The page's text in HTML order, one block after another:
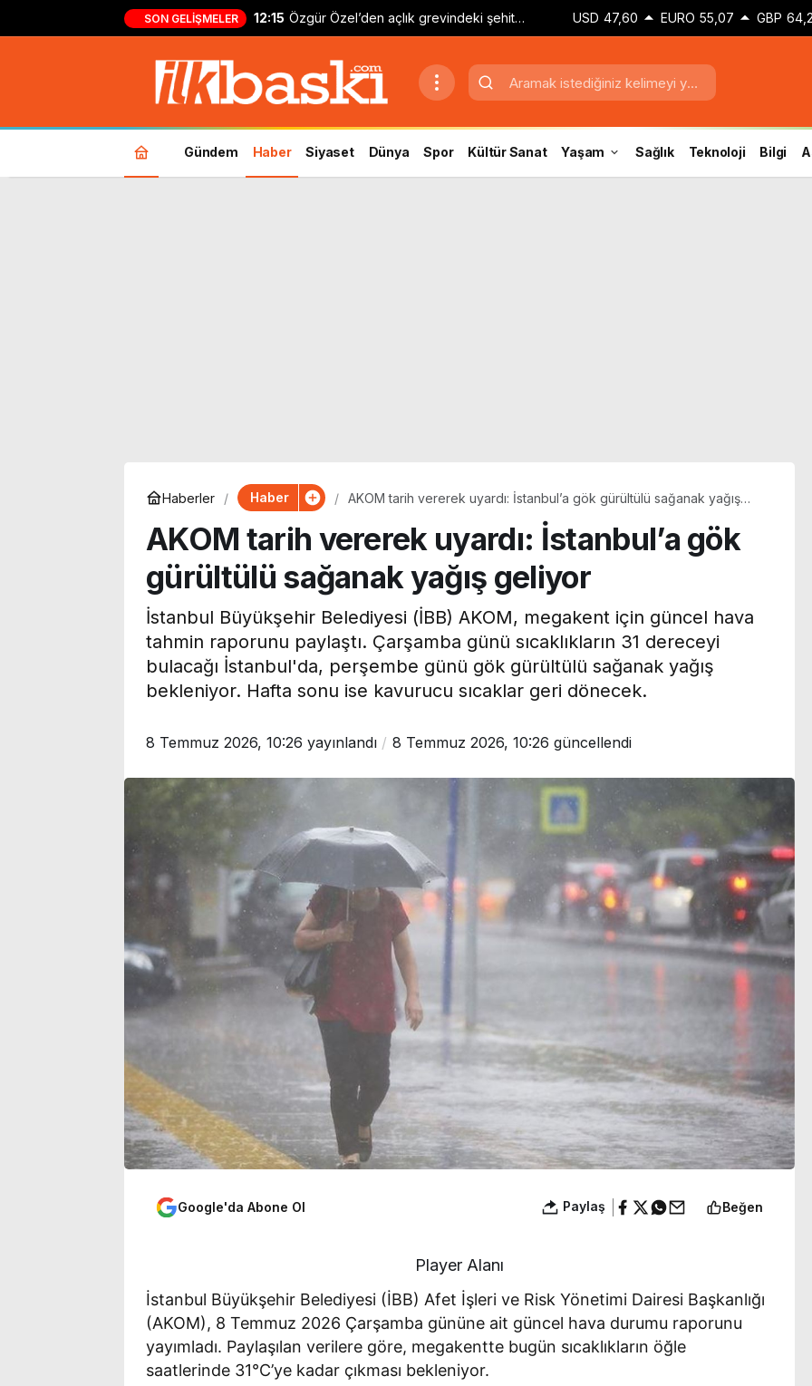
SON GELIŞMELER 12:15 Özgür Özel’den açlık grevindeki şehit
kadar yanınızdayız’
USD 47,60 EURO 55,07 GBP
Gündem Haber Siyaset Dünya Spor Kültür Sanat Yaşam Sağlık Teknoloji Bilgi
Haberler Haber
AKOM tarih vererek uyardı: İstanbul’a gök gürültülü sağanak yağış
AKOM tarih vererek uyardı: İstanbul’a gök
gürültülü sağanak yağış geliyor
İstanbul Büyükşehir Belediyesi (İBB) AKOM, megakent için güncel hava
tahmin raporunu paylaştı. Çarşamba günü sıcaklıkların 31 dereceyi
bulacağı İstanbul'da, perşembe günü gök gürültülü sağanak yağış
bekleniyor. Hafta sonu ise kavurucu sıcaklar geri dönecek.
8 Temmuz 2026, 10:26 yayınlandı 8 Temmuz 2026, 10:26 güncellendi
Google'da Abone Ol Paylaş Beğen
Player Alanı
İstanbul Büyükşehir Belediyesi (İBB) Afet İşleri ve Risk Yönetimi Dairesi Başkanlığı
(AKOM), 8 Temmuz 2026 Çarşamba gününe ait güncel hava durumu raporunu
yayımladı. Paylaşılan verilere göre, megakentte bugün sıcaklıkların öğle
saatlerinde 31°C’ye kadar çıkması bekleniyor.
Prim borcu
emeklilerin
kesilecek
Rıdvan Dilmen’den
Fenerbahçe’ye uyarı:
‘Sakın ha!’ diyerek
açıkladı
Bakan Gürlek, Behçet
Oktay’ın ailesi ile
görüşecek